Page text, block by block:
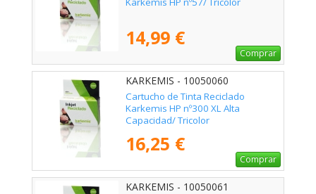
14,99 €
Comprar
KARKEMIS - 10050060
Cartucho de Tinta Reciclado
Karkemis HP nº300 XL Alta
Capacidad/ Tricolor
16,25 €
Comprar
KARKEMIS - 10050061